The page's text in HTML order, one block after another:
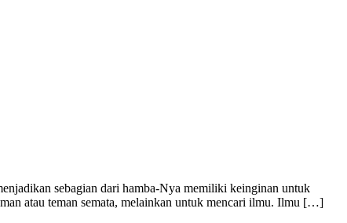
sebagian dari hamba-Nya memiliki keinginan untuk
atau teman semata, melainkan untuk mencari ilmu. Ilmu […]